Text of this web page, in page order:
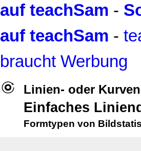
auf teachSam -
auf teachSam -
braucht Werbung
Linien- oder
Einfaches
Formtypen von